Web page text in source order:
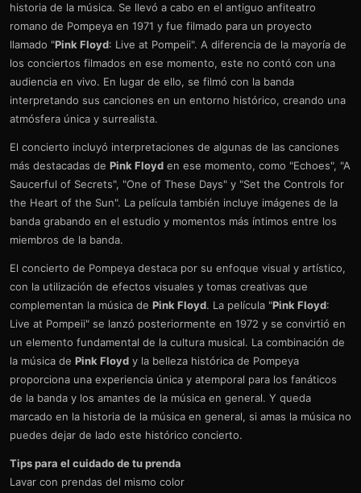
historia de la música. Se llevó a cabo en el antiguo anfiteatro
romano de Pompeya en 1971 y fue filmado para un proyecto
llamado "Pink Floyd: Live at Pompeii". A diferencia de la mayoría de
los conciertos filmados en ese momento, este no contó con una
audiencia en vivo. En lugar de ello, se filmó con la banda
interpretando sus canciones en un entorno histórico, creando una
atmósfera única y surrealista.
El concierto incluyó interpretaciones de algunas de las canciones
más destacadas de Pink Floyd en ese momento, como "Echoes", "A
Saucerful of Secrets", "One of These Days" y "Set the Controls for
the Heart of the Sun". La película también incluye imágenes de la
banda grabando en el estudio y momentos más íntimos entre los
miembros de la banda.
El concierto de Pompeya destaca por su enfoque visual y artístico,
con la utilización de efectos visuales y tomas creativas que
complementan la música de Pink Floyd. La película "Pink Floyd:
Live at Pompeii" se lanzó posteriormente en 1972 y se convirtió en
un elemento fundamental de la cultura musical. La combinación de
la música de Pink Floyd y la belleza histórica de Pompeya
proporciona una experiencia única y atemporal para los fanáticos
de la banda y los amantes de la música en general. Y queda
marcado en la historia de la música en general, si amas la música no
puedes dejar de lado este histórico concierto.
Tips para el cuidado de tu prenda
Lavar con prendas del mismo color